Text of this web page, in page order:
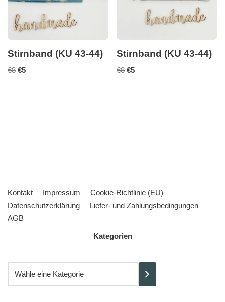
Stirnband (KU 43-44)
€8 €5
Stirnband (KU 43-44)
€8 €5
Kontakt Impressum
Cookie-Richtlinie (EU)
Datenschutzerklärung
Liefer- und Zahlungsbedingungen
AGB
Kategorien